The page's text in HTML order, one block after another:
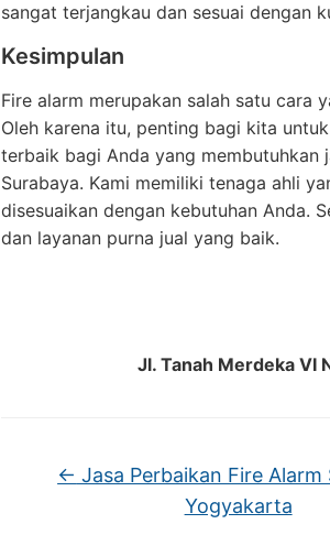
sangat terjangkau dan sesuai dengan
Kesimpulan
Fire alarm merupakan salah satu cara
Oleh karena itu, penting bagi kita
terbaik bagi Anda yang membutuhkan
Surabaya. Kami memiliki tenaga ahli
disesuaikan dengan kebutuhan Anda.
dan layanan purna jual yang baik.
Jl. Tanah Merdeka VI
← Jasa Perbaikan Fire Alarm
Yogyakarta